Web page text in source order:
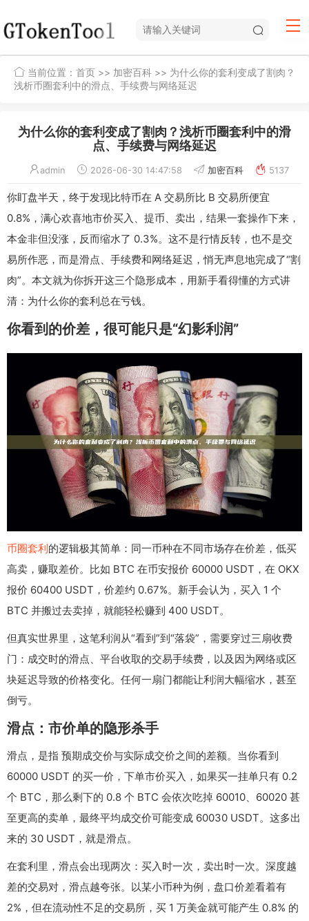
当前位置： 首页 >> 加密百科 >> 为什么你的套利变成了割肉？
浅析币圈套利中的滑点、手续费与网络延迟
为什么你的套利变成了割肉？浅析币圈套利中的滑
点、手续费与网络延迟
admin 2026-06-30 14:47:58 加密百科 5137
你盯盘半天，终于发现比特币在 A 交易所比 B 交易所便宜
0.8%，满心欢喜地市价买入、提币、卖出，结果一套操作下来，
本金非但没涨，反而缩水了 0.3%。这不是行情反转，也不是交
易所作恶，而是滑点、手续费和网络延迟，悄无声息地完成了“割
肉”。本文就为你拆开这三个隐形成本，用新手看得懂的方式讲
清：为什么你的套利总在亏钱。
你看到的价差，很可能只是“幻影利润”
币圈套利 的逻辑极其简单：同一币种在不同市场存在价差，低买
高卖，赚取差价。比如 BTC 在币安报价 60000 USDT，在 OKX
报价 60400 USDT，价差约 0.67%。新手会认为，买入 1 个
BTC 并搬过去卖掉，就能轻松赚到 400 USDT。
但真实世界里，这笔利润从“看到”到“落袋”，需要穿过三扇收费
门：成交时的滑点、平台收取的交易手续费，以及因为网络或区
块延迟导致的价格变化。任何一扇门都能让利润大幅缩水，甚至
倒亏。
滑点：市价单的隐形杀手
滑点，是指 预期成交价与实际成交价之间的差额。当你看到
60000 USDT 的买一价，下单市价买入，如果买一挂单只有 0.2
个 BTC，那么剩下的 0.8 个 BTC 会依次吃掉 60010、60020 甚
至更高的卖单，最终平均成交价可能变成 60030 USDT。这多出
来的 30 USDT，就是滑点。
在套利里，滑点会出现两次：买入时一次，卖出时一次。深度越
差的交易对，滑点越夸张。以某小币种为例，盘口价差看着有
2%，但在流动性不足的交易所，买 1 万美金就可能产生 0.8% 的